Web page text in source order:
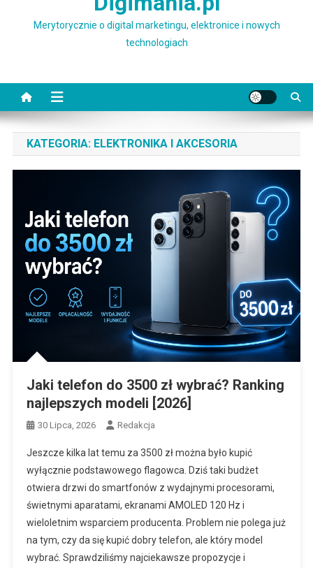
Merytorycznie o digital marketingu, elektronice i nowych
technologiach
KATEGORIA: ELEKTRONIKA I AKCESORIA
Jaki telefon do 3500 zł wybrać? Ranking
najlepszych modeli [2026]
30 Lipca, 2026 Redakcja
Jeszcze kilka lat temu za 3500 zł można było kupić
wyłącznie podstawowego flagowca. Dziś taki budżet
otwiera drzwi do smartfonów z wydajnymi procesorami,
świetnymi aparatami, ekranami AMOLED 120 Hz i
wieloletnim wsparciem producenta. Problem nie polega już
na tym, czy da się kupić dobry telefon, ale który model
wybrać. Sprawdziliśmy najciekawsze propozycje i